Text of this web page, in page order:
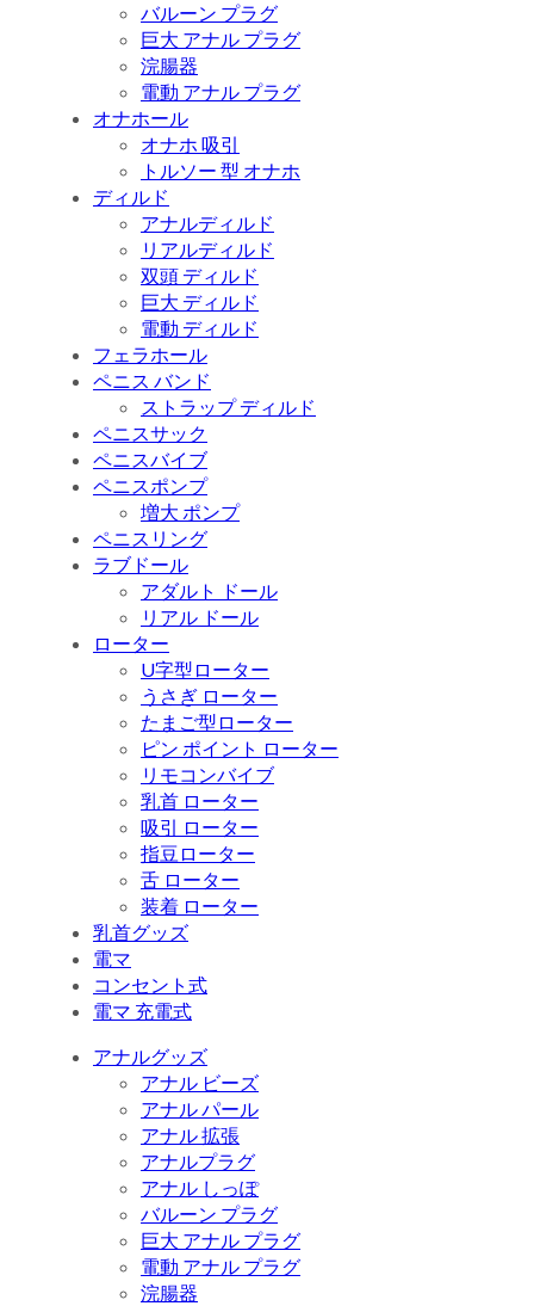
バルーン プラグ
巨大 アナル プラグ
浣腸器
電動 アナル プラグ
オナホール
オナホ 吸引
トルソー 型 オナホ
ディルド
アナルディルド
リアルディルド
双頭 ディルド
巨大 ディルド
電動 ディルド
フェラホール
ペニス バンド
ストラップ ディルド
ペニスサック
ペニスバイブ
ペニスポンプ
増大 ポンプ
ペニスリング
ラブドール
アダルト ドール
リアル ドール
ローター
U字型ローター
うさぎ ローター
たまご型ローター
ピン ポイント ローター
リモコンバイブ
乳首 ローター
吸引 ローター
指豆ローター
舌 ローター
装着 ローター
乳首グッズ
電マ
コンセント式
電マ 充電式
アナルグッズ
アナル ビーズ
アナル パール
アナル 拡張
アナルプラグ
アナル しっぽ
バルーン プラグ
巨大 アナル プラグ
電動 アナル プラグ
浣腸器